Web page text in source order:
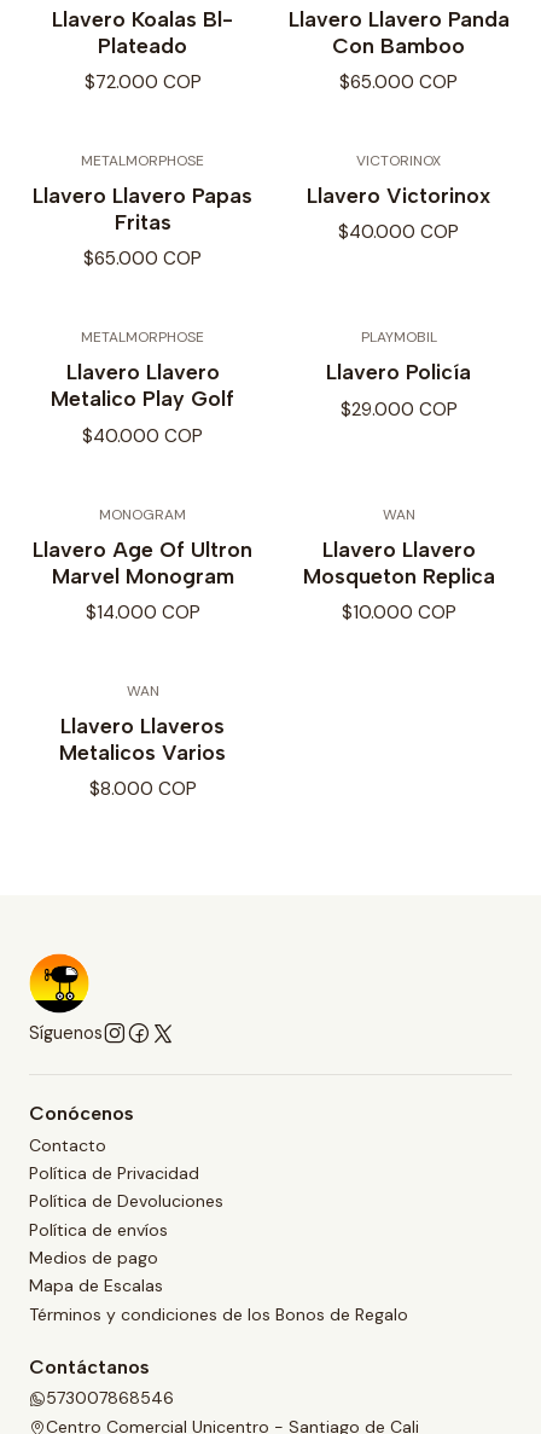
Llavero Koalas Bl-
Plateado
$72.000 COP
Llavero Llavero Panda
Con Bamboo
$65.000 COP
METALMORPHOSE
Llavero Llavero Papas
Fritas
$65.000 COP
VICTORINOX
Llavero Victorinox
$40.000 COP
METALMORPHOSE
Llavero Llavero
Metalico Play Golf
$40.000 COP
PLAYMOBIL
Llavero Policía
$29.000 COP
MONOGRAM
Llavero Age Of Ultron
Marvel Monogram
$14.000 COP
WAN
Llavero Llavero
Mosqueton Replica
$10.000 COP
WAN
Llavero Llaveros
Metalicos Varios
$8.000 COP
Síguenos
Conócenos
Contacto
Política de Privacidad
Política de Devoluciones
Política de envíos
Medios de pago
Mapa de Escalas
Términos y condiciones de los Bonos de Regalo
Contáctanos
573007868546
Centro Comercial Unicentro - Santiago de Cali